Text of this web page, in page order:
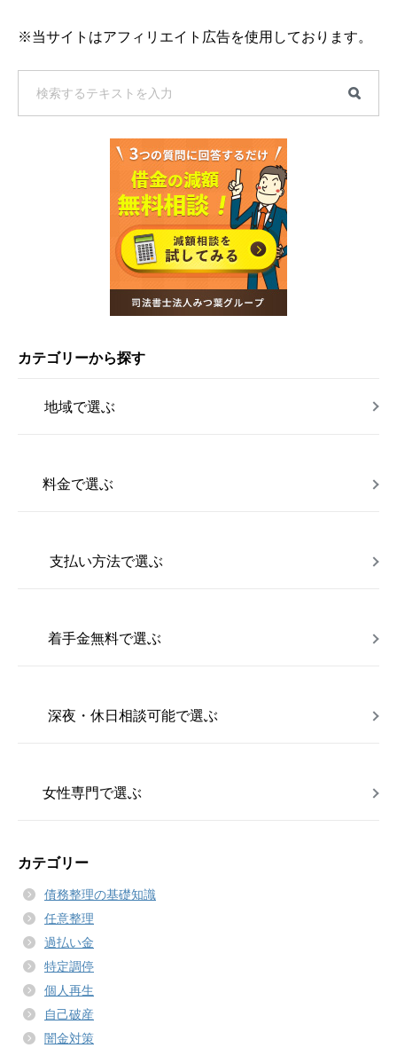
※当サイトはアフィリエイト広告を使用しております。
カテゴリーから探す
地域で選ぶ
料金で選ぶ
支払い方法で選ぶ
着手金無料で選ぶ
深夜・休日相談可能で選ぶ
女性専門で選ぶ
カテゴリー
債務整理の基礎知識
任意整理
過払い金
特定調停
個人再生
自己破産
闇金対策